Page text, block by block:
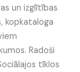
un izglītības
kopkataloga
Radoši
tīklos